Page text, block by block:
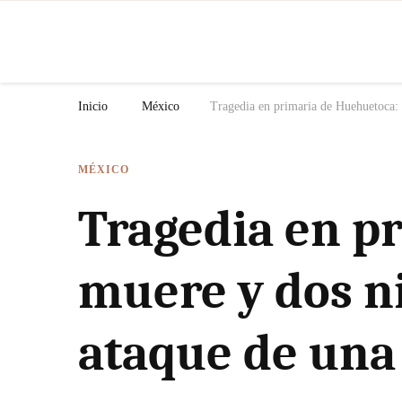
Inicio México Tragedia en primaria de
MÉXICO
Tragedia en
muere y dos
ataque de